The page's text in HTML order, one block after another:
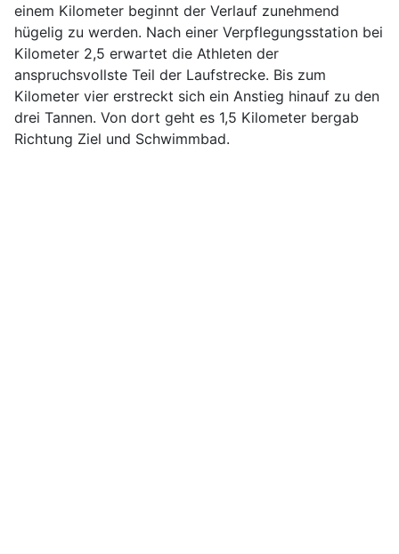
einem Kilometer beginnt der Verlauf zunehmend
hügelig zu werden. Nach einer Verpflegungsstation bei
Kilometer 2,5 erwartet die Athleten der
anspruchsvollste Teil der Laufstrecke. Bis zum
Kilometer vier erstreckt sich ein Anstieg hinauf zu den
drei Tannen. Von dort geht es 1,5 Kilometer bergab
Richtung Ziel und Schwimmbad.